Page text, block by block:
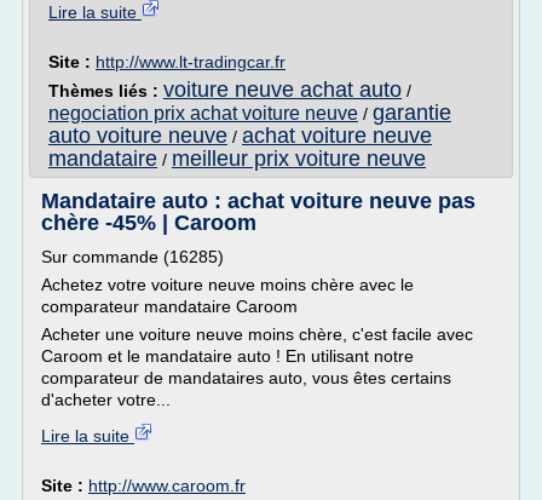
Lire la suite
Site : http://www.lt-tradingcar.fr
Thèmes liés : voiture neuve achat auto /
negociation prix achat voiture neuve / garantie
auto voiture neuve / achat voiture neuve
mandataire / meilleur prix voiture neuve
Mandataire auto : achat voiture neuve pas
chère -45% | Caroom
Sur commande (16285)
Achetez votre voiture neuve moins chère avec le
comparateur mandataire Caroom
Acheter une voiture neuve moins chère, c'est facile avec
Caroom et le mandataire auto ! En utilisant notre
comparateur de mandataires auto, vous êtes certains
d'acheter votre...
Lire la suite
Site : http://www.caroom.fr